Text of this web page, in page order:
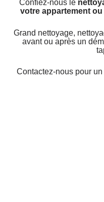
Confiez-nous le
votre appartement
Grand nettoyage,
avant ou après un
Contactez-nous pour un